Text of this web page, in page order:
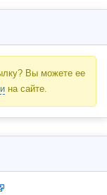
Вы можете ее
на сайте.